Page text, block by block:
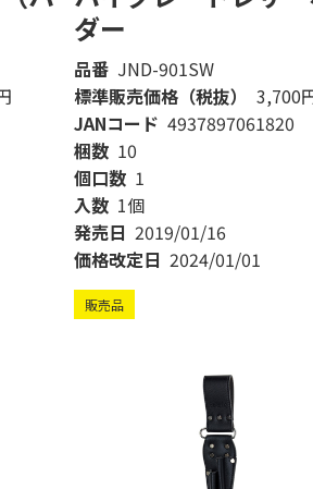
ダー
品番 JND-901SW
標準販売価格（税抜）
3,700
JANコード 4937897061820
梱数 10
個口数 1
入数 1個
発売日 2019/01/16
価格改定日 2024/01/01
販売品